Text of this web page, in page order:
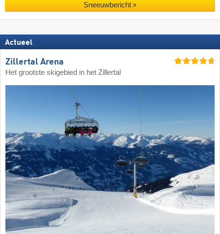
Sneeuwbericht
Actueel
Zillertal Arena
Het grootste skigebied in het Zillertal